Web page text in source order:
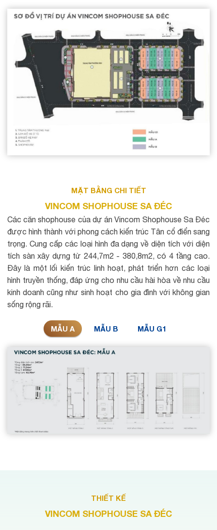
MẶT BẰNG CHI TIẾT
VINCOM SHOPHOUSE SA ĐÉC
Các căn shophouse của dự án Vincom Shophouse Sa Đéc
được hình thành với phong cách kiến trúc Tân cổ điển sang
trọng. Cung cấp các loại hình đa dạng về diện tích với diện
tích sàn xây dựng từ 244,7m2 - 380,8m2, có 4 tầng cao.
Đây là một lối kiến trúc linh hoạt, phát triển hơn các loại
hình truyền thống, đáp ứng cho nhu cầu hài hòa về nhu cầu
kinh doanh cũng như sinh hoạt cho gia đình với không gian
sống rộng rãi.
MẪU A MẪU B MẪU G1
THIẾT KẾ
VINCOM SHOPHOUSE SA ĐÉC